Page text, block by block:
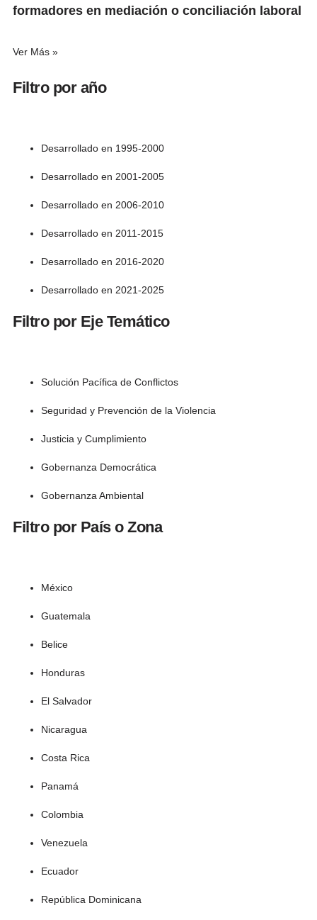
formadores en mediación o conciliación laboral
Ver Más »
Filtro por año
Desarrollado en 1995-2000
Desarrollado en 2001-2005
Desarrollado en 2006-2010
Desarrollado en 2011-2015
Desarrollado en 2016-2020
Desarrollado en 2021-2025
Filtro por Eje Temático
Solución Pacífica de Conflictos
Seguridad y Prevención de la Violencia
Justicia y Cumplimiento
Gobernanza Democrática
Gobernanza Ambiental
Filtro por País o Zona
México
Guatemala
Belice
Honduras
El Salvador
Nicaragua
Costa Rica
Panamá
Colombia
Venezuela
Ecuador
República Dominicana